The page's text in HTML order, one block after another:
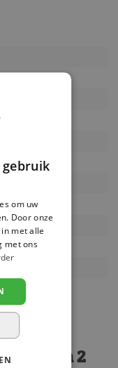
(1)
blad en 2
om uw
Door onze
met alle
met ons